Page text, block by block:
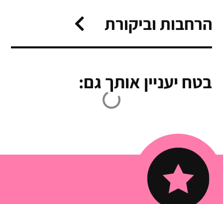
הרחבות וביקורת
בטח יעניין אותך גם: